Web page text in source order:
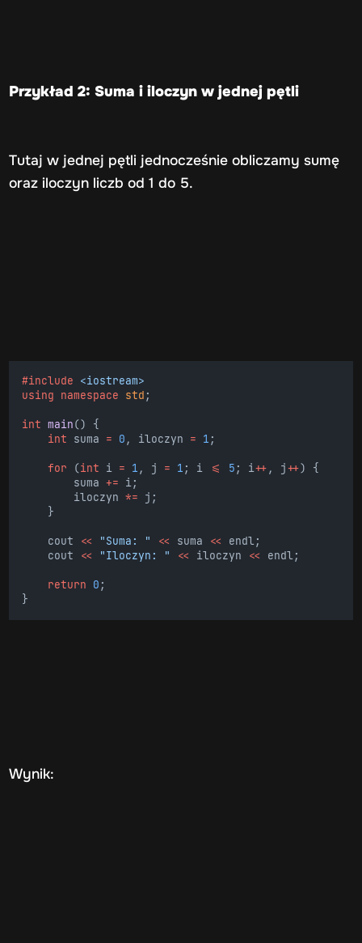
Przykład 2: Suma i iloczyn w jednej pętli
Tutaj w jednej pętli jednocześnie obliczamy sumę
oraz iloczyn liczb od 1 do 5.
#include <iostream>
using namespace std;
int main() {
int suma = 0, iloczyn = 1;
for (int i = 1, j = 1; i <= 5; i++, j++) {
        suma
+= i;
        iloczyn
*= j;
    }
    cout
<< "Suma: " << suma <<
endl;
    cout
<< "Iloczyn: " << iloczyn << endl;
return 0;
}
Wynik: